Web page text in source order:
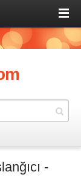
-